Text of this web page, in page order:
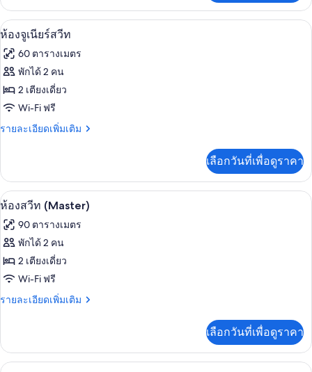
เกี่ยว
กับ
ห้อง
พี
เรีย
น
เปิด
ภาพถ่าย
ทั้งหมด
ของ
ห้อง
จู
สวีท
ห้องจูเนียร์สวีท | เครื่องนอนป้องกันส
5
ห้องจูเนียร์สวีท
60 ตารางเมตร
พักได้ 2 คน
2 เตียงเดี่ยว
Wi-Fi ฟรี
รายละเอียดเพิ่มเติม
ราย
เกี่ยว
กับ
ห้อง
เนียร์
สวี
เลือกวันที่เพื่อดูราคา
เปิด
ภาพถ่าย
ทั้งหมด
ของ
ห้อง
สวีท
ห้องสวีท (Master) | เครื่องนอนป้องกั
6
ห้องสวีท (Master)
90 ตารางเมตร
พักได้ 2 คน
2 เตียงเดี่ยว
Wi-Fi ฟรี
รายละเอียดเพิ่มเติม
ราย
เกี่ยว
กับ
เลือกวันที่เพื่อดูราคา
เครื่องนอนป้องกันสารก่อภูมิแพ้, ตู้นิรภั